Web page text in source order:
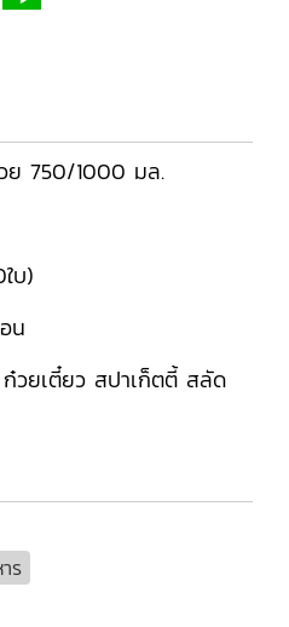
ย 750/1000 มล.
บ)
น
ก๋วยเตี๋ยว สปาเก็ตตี้ สลัด
ร